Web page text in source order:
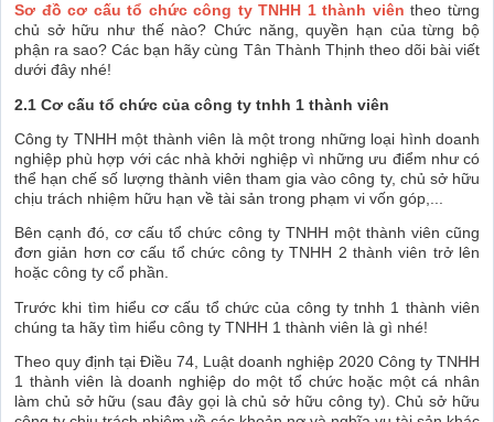
Sơ đồ cơ cấu tổ chức công ty TNHH 1 thành viên theo từng
chủ sở hữu như thế nào? Chức năng, quyền hạn của từng bộ
phận ra sao? Các bạn hãy cùng Tân Thành Thịnh theo dõi bài viết
dưới đây nhé!
2.1 Cơ cấu tổ chức của công ty tnhh 1 thành viên
Công ty TNHH một thành viên là một trong những loại hình doanh
nghiệp phù hợp với các nhà khởi nghiệp vì những ưu điểm như có
thể hạn chế số lượng thành viên tham gia vào công ty, chủ sở hữu
chịu trách nhiệm hữu hạn về tài sản trong phạm vi vốn góp,...
Bên cạnh đó, cơ cấu tổ chức công ty TNHH một thành viên cũng
đơn giản hơn cơ cấu tổ chức công ty TNHH 2 thành viên trở lên
hoặc công ty cổ phần.
Trước khi tìm hiểu cơ cấu tổ chức của công ty tnhh 1 thành viên
chúng ta hãy tìm hiểu công ty TNHH 1 thành viên là gì nhé!
Theo quy định tại Điều 74, Luật doanh nghiệp 2020 Công ty TNHH
1 thành viên là doanh nghiệp do một tổ chức hoặc một cá nhân
làm chủ sở hữu (sau đây gọi là chủ sở hữu công ty). Chủ sở hữu